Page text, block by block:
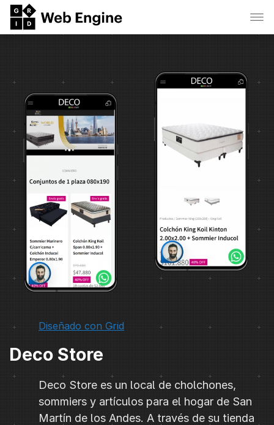
Diseñado con Grid
Deco Store
Deco Store es un local de cholchones,
sommiers y artículos para el hogar de San
Martín de los Andes. A través de su tienda